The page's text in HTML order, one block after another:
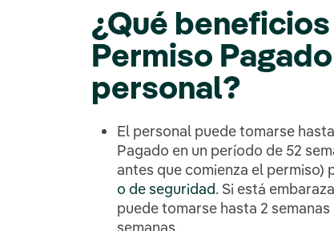
¿Qué
Permiso
personal?
El personal puede tomarse
Pagado en un período de 52
antes que comienza el permiso)
o de seguridad. Si está
puede tomarse hasta 2
semanas.